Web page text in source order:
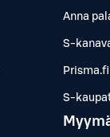
Anna
S-
Prisma.fi
S-